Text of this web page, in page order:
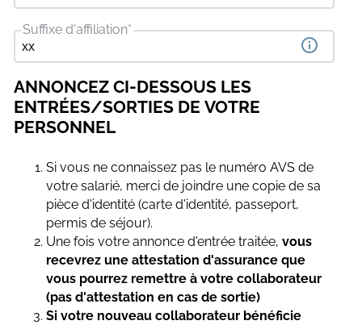
Suffixe d'affiliation*
ANNONCEZ CI-DESSOUS LES
ENTRÉES/SORTIES DE VOTRE
PERSONNEL
Si vous ne connaissez pas le numéro AVS de
votre salarié, merci de joindre une copie de sa
pièce d'identité (carte d'identité, passeport,
permis de séjour).
Une fois votre annonce d'entrée traitée, vous
recevrez une attestation d'assurance que
vous pourrez remettre à votre collaborateur
(pas d'attestation en cas de sortie)
Si votre nouveau collaborateur bénéficie